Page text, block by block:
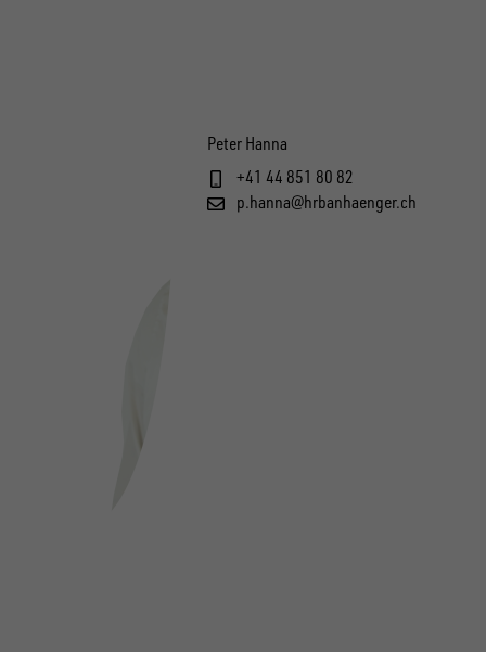
Peter Hanna
+41 44 851 80 82
p.hanna@hrbanhaenger.ch